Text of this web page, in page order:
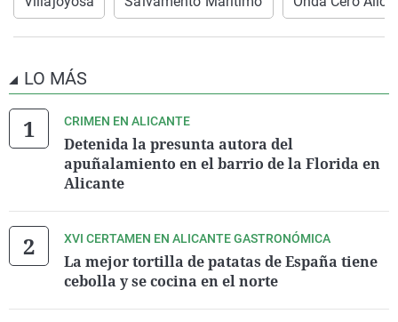
LO MÁS
CRIMEN EN ALICANTE
Detenida la presunta autora del
apuñalamiento en el barrio de la Florida en
Alicante
XVI CERTAMEN EN ALICANTE GASTRONÓMICA
La mejor tortilla de patatas de España tiene
cebolla y se cocina en el norte